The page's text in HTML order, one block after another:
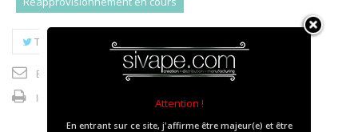
Attention !
En entrant sur ce site, j'affirme être majeur(e) et être
Tweet Partager
Envoyer à un ami
Imprimer